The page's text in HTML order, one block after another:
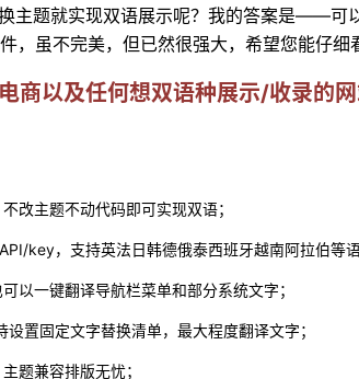
主题就实现双语展示呢？我的答案是——可
，虽不完美，但已然很强大，希望您能仔
商以及任何想双语种展示/收录的网
改主题不动代码即可实现双语；
key，支持英法日韩德俄泰西班牙越南阿拉伯等语
以一键翻译导航栏菜单和部分系统文字；
置固定文字替换清单，最大程度翻译文字；
题兼容排版无忧；